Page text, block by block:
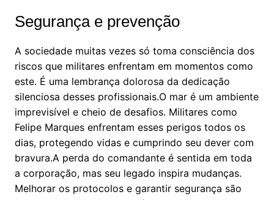
Segurança e prevenção
A sociedade muitas vezes só toma consciência dos
riscos que militares enfrentam em momentos como
este. É uma lembrança dolorosa da dedicação
silenciosa desses profissionais.O mar é um ambiente
imprevisível e cheio de desafios. Militares como
Felipe Marques enfrentam esses perigos todos os
dias, protegendo vidas e cumprindo seu dever com
bravura.A perda do comandante é sentida em toda
a corporação, mas seu legado inspira mudanças.
Melhorar os protocolos e garantir segurança são